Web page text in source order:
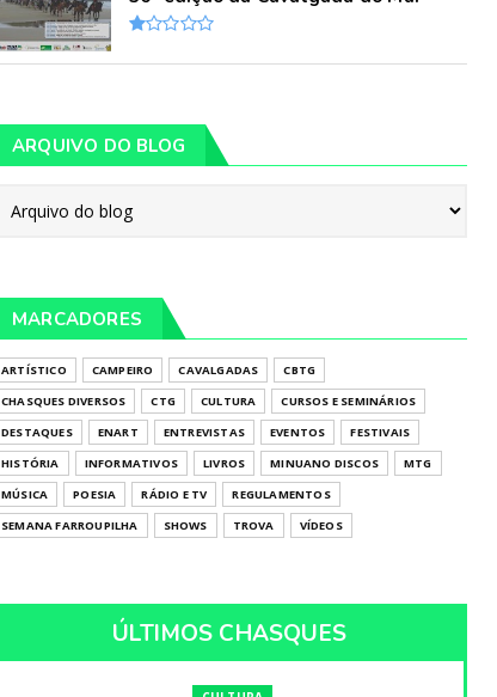
ARQUIVO DO BLOG
MARCADORES
ARTÍSTICO CAMPEIRO CAVALGADAS
CBTG
CHASQUES DIVERSOS
CTG CULTURA
CURSOS E SEMINÁRIOS
DESTAQUES
ENART ENTREVISTAS EVENTOS
FESTIVAIS
HISTÓRIA
INFORMATIVOS LIVROS MINUANO DISCOS
MTG
MÚSICA
POESIA RÁDIO E TV
REGULAMENTOS
SEMANA FARROUPILHA
SHOWS TROVA VÍDEOS
ÚLTIMOS CHASQUES